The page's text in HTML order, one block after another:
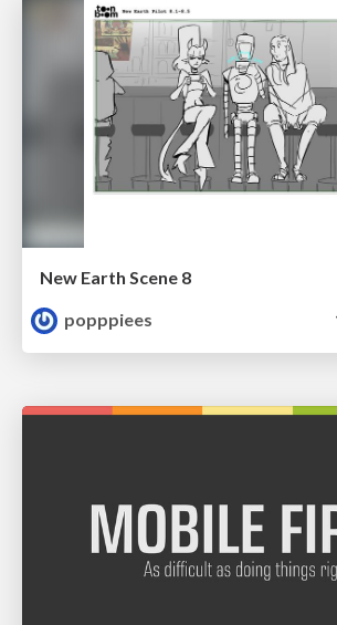
New Earth Scene 8
popppiees